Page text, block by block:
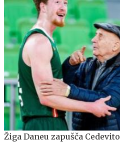
Žiga Daneu zapušča